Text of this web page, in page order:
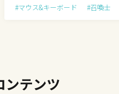
#マウス&キーボード #召喚士
ンテンツ